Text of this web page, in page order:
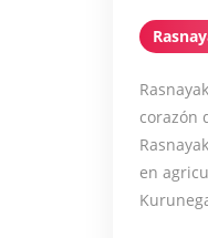
corazón
en